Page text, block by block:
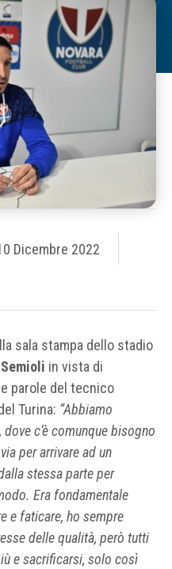
Dicembre 2022
sala stampa dello stadio
Semioli in vista di
parole del tecnico
Turina: “Abbiamo
c’è comunque bisogno
per arrivare ad un
stessa parte per
Era fondamentale
e faticare, ho sempre
delle qualità, però tutti
e sacrificarsi, solo così